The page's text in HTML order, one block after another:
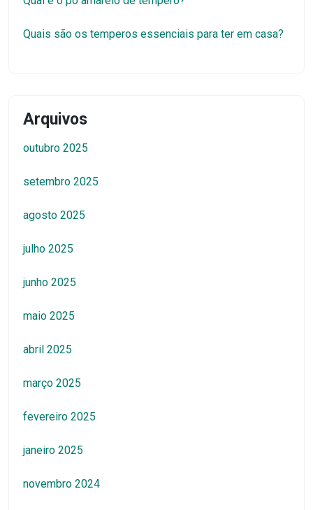
Quais são os temperos essenciais para ter em casa?
Arquivos
outubro 2025
setembro 2025
agosto 2025
julho 2025
junho 2025
maio 2025
abril 2025
março 2025
fevereiro 2025
janeiro 2025
novembro 2024